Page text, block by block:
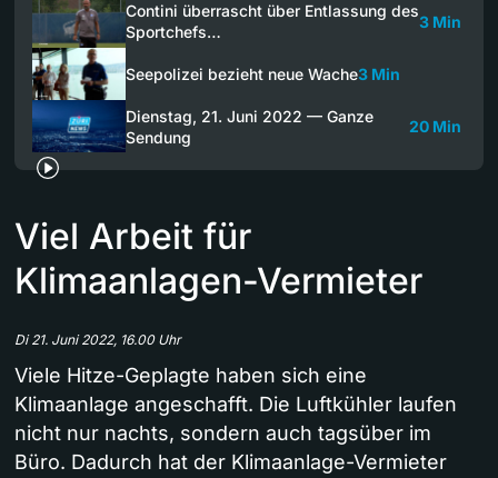
Contini überrascht über Entlassung des
Sportchefs…
3 Min
Seepolizei bezieht neue Wache3 Min
Dienstag, 21. Juni 2022 — Ganze
Sendung
20 Min
Viel Arbeit für
Klimaanlagen-Vermieter
Di 21. Juni 2022, 16.00 Uhr
Viele Hitze-Geplagte haben sich eine
Klimaanlage angeschafft. Die Luftkühler laufen
nicht nur nachts, sondern auch tagsüber im
Büro. Dadurch hat der Klimaanlage-Vermieter